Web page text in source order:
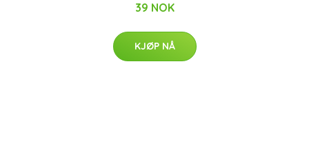
39 NOK
KJØP NÅ